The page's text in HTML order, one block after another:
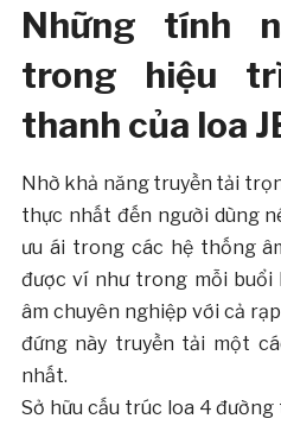
Những tính
trong hiệu
thanh của loa
Nhờ khả năng truyền tải
thực nhất đến người dùng
ưu ái trong các hệ thống
được ví như trong mỗi buổi
âm chuyên nghiệp với cả
đứng này truyền tải một
nhất.
Sở hữu cấu trúc loa 4